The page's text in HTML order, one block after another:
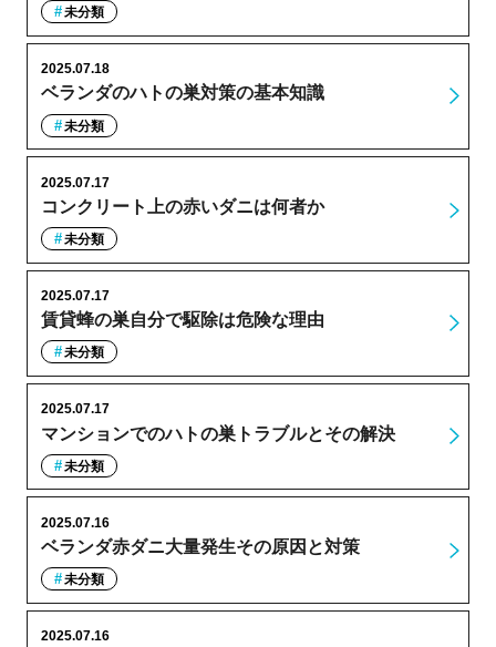
未分類
ベランダのハトの巣対策の基本知識
2025.07.18
未分類
コンクリート上の赤いダニは何者か
2025.07.17
未分類
賃貸蜂の巣自分で駆除は危険な理由
2025.07.17
未分類
マンションでのハトの巣トラブルとその解決
2025.07.17
未分類
ベランダ赤ダニ大量発生その原因と対策
2025.07.16
未分類
2025.07.16